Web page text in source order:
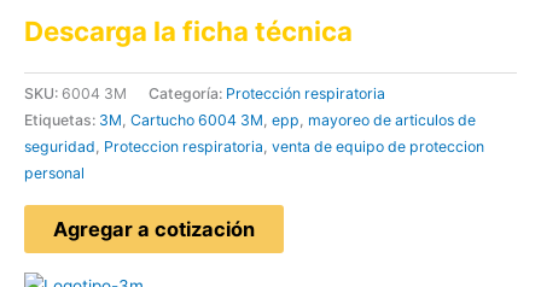
Descarga la ficha técnica
SKU: 6004 3M Categoría: Protección respiratoria
Etiquetas: 3M Cartucho 6004 3M epp mayoreo de articulos de
seguridad Proteccion respiratoria venta de equipo de proteccion
personal
Agregar a cotización